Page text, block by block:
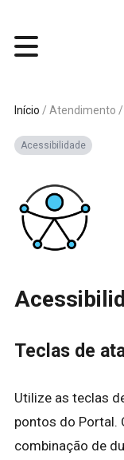
Início / Atendimento /
Acessibilidade
Teclas de
Utilize as teclas
pontos do Portal.
combinação de